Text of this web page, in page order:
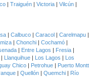
| Traiguén | Victoria | Vilcún |
| Calbuco | Caracol | Carelmapu |
| Chonchi | Cochamó |
| Entre Lagos | Fresia |
| Llanquihue | Los Lagos | Los
Chico | Petrohue | Puerto Montt
| Quellón | Quemchi | Río